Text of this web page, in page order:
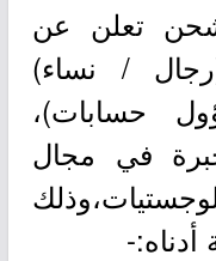
تعلن عن
/ نساء)
حسابات)،
في مجال